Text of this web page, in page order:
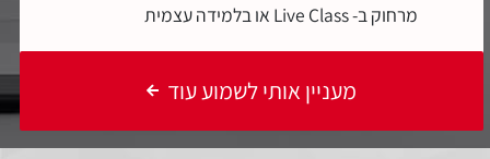
מרחוק ב- Live Class או בלמידה עצמית
מעניין אותי לשמוע עוד